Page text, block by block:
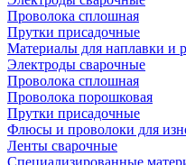
Проволока сплошная
Прутки присадочные
Материалы для наплавки и
Электроды сварочные
Проволока сплошная
Проволока порошковая
Прутки присадочные
Флюсы и проволоки для
Ленты сварочные
Специализированные